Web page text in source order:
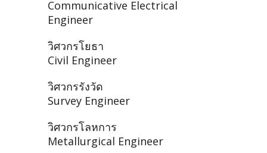
Communicative Electrical
Engineer
วิศวกรโยธา
Civil Engineer
วิศวกรรังวัด
Survey Engineer
วิศวกรโลหการ
Metallurgical Engineer